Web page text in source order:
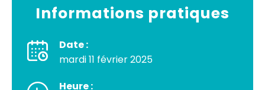
Informations pratiques
Date :
mardi 11 février 2025
Heure :